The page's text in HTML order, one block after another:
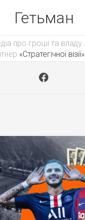
Гетьман
про гроші та владу
«Стратегічної візії»